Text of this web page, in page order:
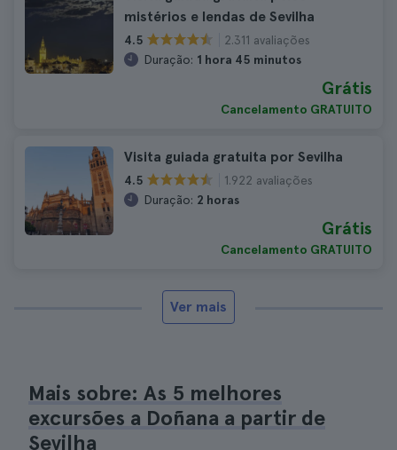
mistérios e lendas de Sevilha
4.5
2.311 avaliações
Duração: 1 hora 45 minutos
Grátis
Cancelamento GRATUITO
Visita guiada gratuita por Sevilha
4.5
1.922 avaliações
Duração: 2 horas
Grátis
Cancelamento GRATUITO
Ver mais
Mais sobre: As 5 melhores
excursões a Doñana a partir de
Sevilha